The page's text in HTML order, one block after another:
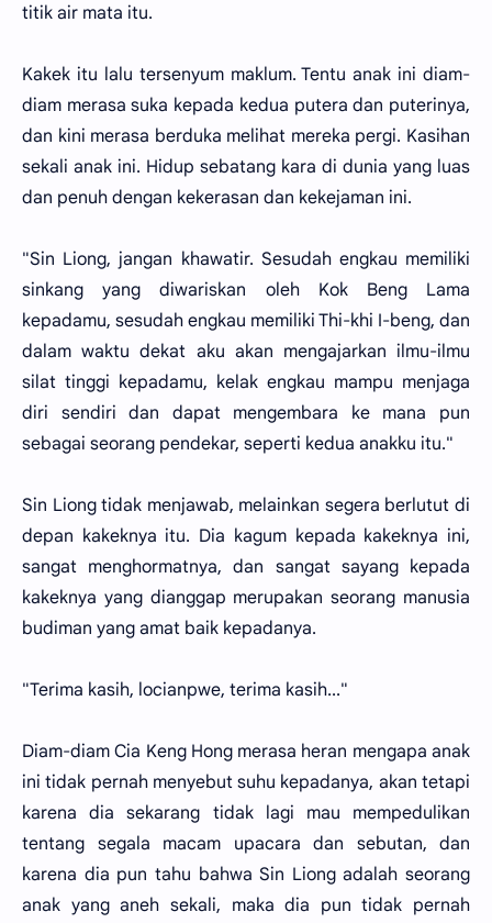
titik air mata itu.
Kakek itu lalu tersenyum maklum. Tentu anak ini diam-
diam merasa suka kepada kedua putera dan puterinya,
dan kini merasa berduka melihat mereka pergi. Kasihan
sekali anak ini. Hidup sebatang kara di dunia yang luas
dan penuh dengan kekerasan dan kekejaman ini.
"Sin Liong, jangan khawatir. Sesudah engkau memiliki
sinkang yang diwariskan oleh Kok Beng Lama
kepadamu, sesudah engkau memiliki Thi-khi I-beng, dan
dalam waktu dekat aku akan mengajarkan ilmu-ilmu
silat tinggi kepadamu, kelak engkau mampu menjaga
diri sendiri dan dapat mengembara ke mana pun
sebagai seorang pendekar, seperti kedua anakku itu."
Sin Liong tidak menjawab, melainkan segera berlutut di
depan kakeknya itu. Dia kagum kepada kakeknya ini,
sangat menghormatnya, dan sangat sayang kepada
kakeknya yang dianggap merupakan seorang manusia
budiman yang amat baik kepadanya.
"Terima kasih, locianpwe, terima kasih..."
Diam-diam Cia Keng Hong merasa heran mengapa anak
ini tidak pernah menyebut suhu kepadanya, akan tetapi
karena dia sekarang tidak lagi mau mempedulikan
tentang segala macam upacara dan sebutan, dan
karena dia pun tahu bahwa Sin Liong adalah seorang
anak yang aneh sekali, maka dia pun tidak pernah